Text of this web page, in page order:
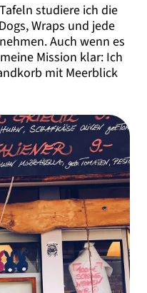
studiere ich die
Wraps und jede
Auch wenn es
Mission klar: Ich
mit Meerblick